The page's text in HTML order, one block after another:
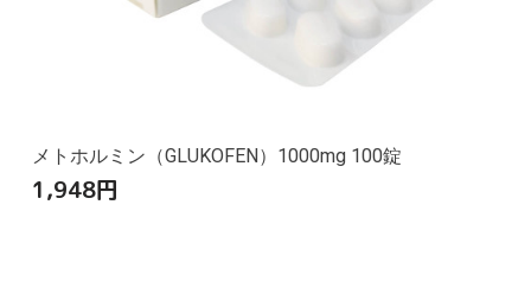
メトホルミン（GLUKOFEN）1000mg 100錠
1,948円